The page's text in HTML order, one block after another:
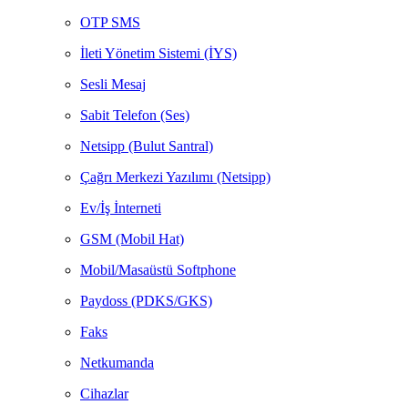
OTP SMS
İleti Yönetim Sistemi (İYS)
Sesli Mesaj
Sabit Telefon (Ses)
Netsipp (Bulut Santral)
Çağrı Merkezi Yazılımı (Netsipp)
Ev/İş İnterneti
GSM (Mobil Hat)
Mobil/Masaüstü Softphone
Paydoss (PDKS/GKS)
Faks
Netkumanda
Cihazlar